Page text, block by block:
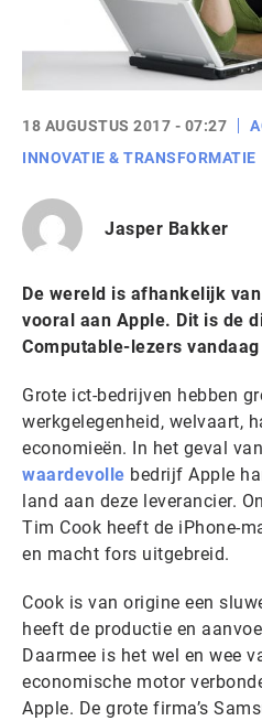
18 AUGUSTUS 2017 - 07:27
INNOVATIE & TRANSFORMATIE
Jasper Bakker
De wereld is afhankelijk
vooral aan Apple. Dit is de
Computable-lezers
Grote ict-bedrijven hebben
werkgelegenheid, welvaart,
economieën. In het geval
waardevolle bedrijf Apple
land aan deze leverancier.
Tim Cook heeft de iPhone-
en macht fors uitgebreid.
Cook is van origine een
heeft de productie en
Daarmee is het wel en wee
economische motor
Apple. De grote firma’s